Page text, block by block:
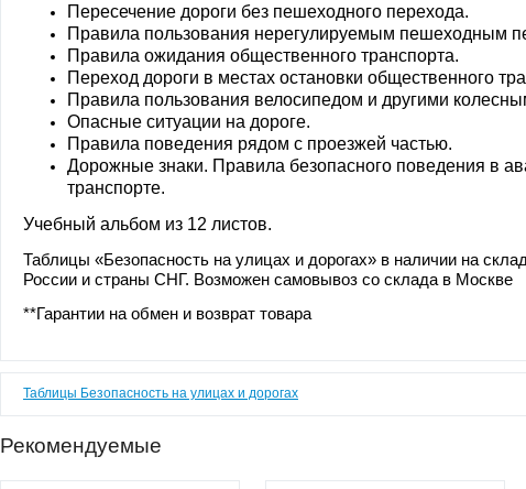
Пересечение дороги без пешеходного перехода.
Правила пользования нерегулируемым пешеходным
Правила ожидания общественного транспорта.
Переход дороги в местах остановки общественного
Правила пользования велосипедом и другими
Опасные ситуации на дороге.
Правила поведения рядом с проезжей частью.
Дорожные знаки. Правила безопасного поведения в
транспорте.
Учебный альбом из 12 листов.
Таблицы «Безопасность на улицах и дорогах» в наличии на
России и страны СНГ. Возможен самовывоз со склада в Москве
**Гарантии на обмен и возврат товара
Таблицы Безопасность на улицах и дорогах
Рекомендуемые